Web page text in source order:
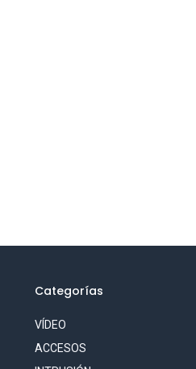
Categorías
VÍDEO
ACCESOS